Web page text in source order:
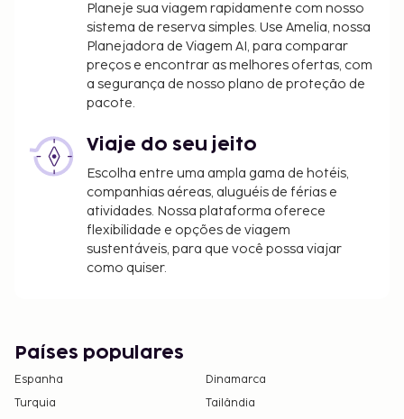
Tarifa de estacionamento: 60 USD por dia
Tarifa de estacionamento prolongado: 60 USD
por dia
Berços disponíveis
os depósitos podem não incluir impostos e estão
sujeitos a alterações.
As crianças não pagam quando dormem no
quarto dos pais ou tutor, utilizando a(s) cama(s)
existentes.
Planeje sua viagem rapidamente com nosso
sistema de reserva simples. Use Amelia, nossa
Planejadora de Viagem AI, para comparar
preços e encontrar as melhores ofertas, com
a segurança de nosso plano de proteção de
pacote.
Viaje do seu jeito
Escolha entre uma ampla gama de hotéis,
companhias aéreas, aluguéis de férias e
atividades. Nossa plataforma oferece
flexibilidade e opções de viagem
sustentáveis, para que você possa viajar
como quiser.
Países populares
Espanha
Dinamarca
Turquia
Tailândia